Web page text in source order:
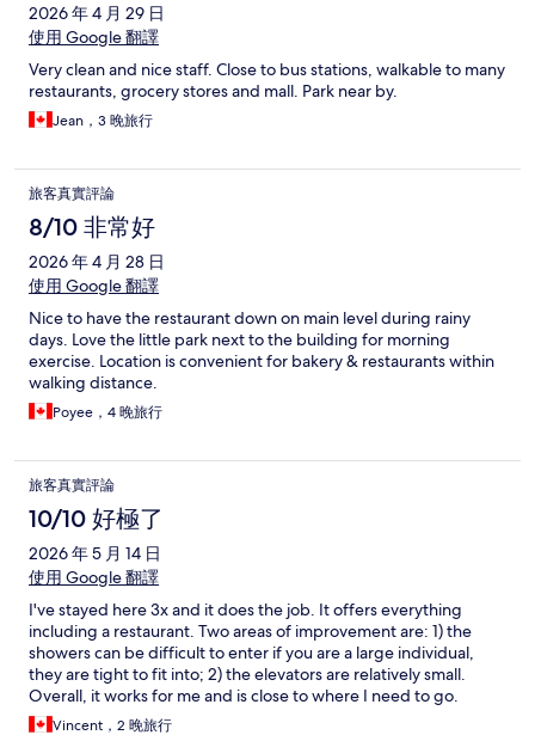
2026 年 4 月 29 日
使用 Google 翻譯
Very clean and nice staff. Close to bus stations, walkable to many
restaurants, grocery stores and mall. Park near by.
Jean，3 晚旅行
旅客真實評論
8/10 非常好
2026 年 4 月 28 日
使用 Google 翻譯
Nice to have the restaurant down on main level during rainy
days. Love the little park next to the building for morning
exercise. Location is convenient for bakery & restaurants within
walking distance.
Poyee，4 晚旅行
旅客真實評論
10/10 好極了
2026 年 5 月 14 日
使用 Google 翻譯
I've stayed here 3x and it does the job. It offers everything
including a restaurant. Two areas of improvement are: 1) the
showers can be difficult to enter if you are a large individual,
they are tight to fit into; 2) the elevators are relatively small.
Overall, it works for me and is close to where I need to go.
Vincent，2 晚旅行